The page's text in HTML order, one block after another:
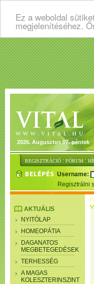
Ez a weboldal
megjelenítéséhez.
2026. Augusztus 07. péntek
REGISZTRÁCIÓ : FÓRUM :
Username:
Regisztrálni
AKTUÁLIS
NYITÓLAP
HOMEOPÁTIA
DAGANATOS
MEGBETEGEDÉSEK
TERHESSÉG
A MAGAS
KOLESZTERINSZINT